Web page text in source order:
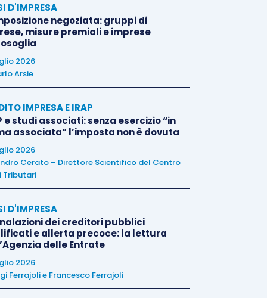
D'IMPRESA
negoziata: gruppi di
misure premiali e imprese
2026
Arsie
IMPRESA E IRAP
e studi associati: senza esercizio “in
associata” l’imposta non è dovuta
2026
Cerato – Direttore Scientifico del Centro
Tributari
D'IMPRESA
dei creditori pubblici
e allerta precoce: la lettura
delle Entrate
2026
Ferrajolie Francesco Ferrajoli